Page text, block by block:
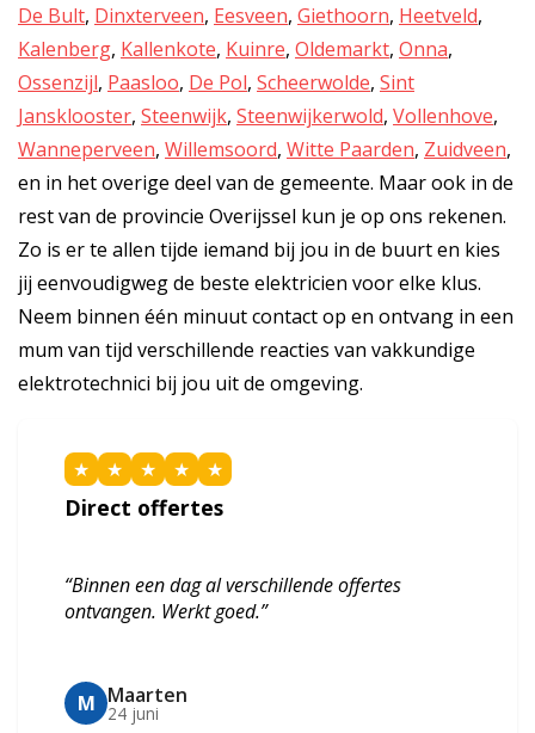
De Bult, Dinxterveen, Eesveen, Giethoorn, Heetveld,
Kalenberg, Kallenkote, Kuinre, Oldemarkt, Onna,
Ossenzijl, Paasloo, De Pol, Scheerwolde, Sint
Jansklooster, Steenwijk, Steenwijkerwold, Vollenhove,
Wanneperveen, Willemsoord, Witte Paarden, Zuidveen,
en in het overige deel van de gemeente. Maar ook in de
rest van de provincie Overijssel kun je op ons rekenen.
Zo is er te allen tijde iemand bij jou in de buurt en kies
jij eenvoudigweg de beste elektricien voor elke klus.
Neem binnen één minuut contact op en ontvang in een
mum van tijd verschillende reacties van vakkundige
elektrotechnici bij jou uit de omgeving.
★ ★ ★ ★ ★
Direct offertes
“Binnen een dag al verschillende offertes
ontvangen. Werkt goed.”
M Maarten
24 juni